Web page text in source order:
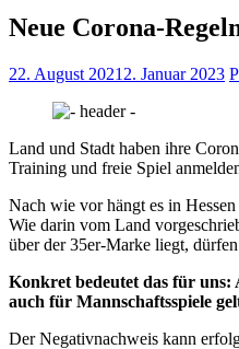
Neue Corona-
22. August 2021 2. Januar 2023
Land und Stadt haben ihre
Training und freie Spiel
Nach wie vor hängt es in
Wie darin vom Land
über der 35er-Marke liegt,
Konkret bedeutet das für uns:
auch für Mannschaftsspiele
Der Negativnachweis kann